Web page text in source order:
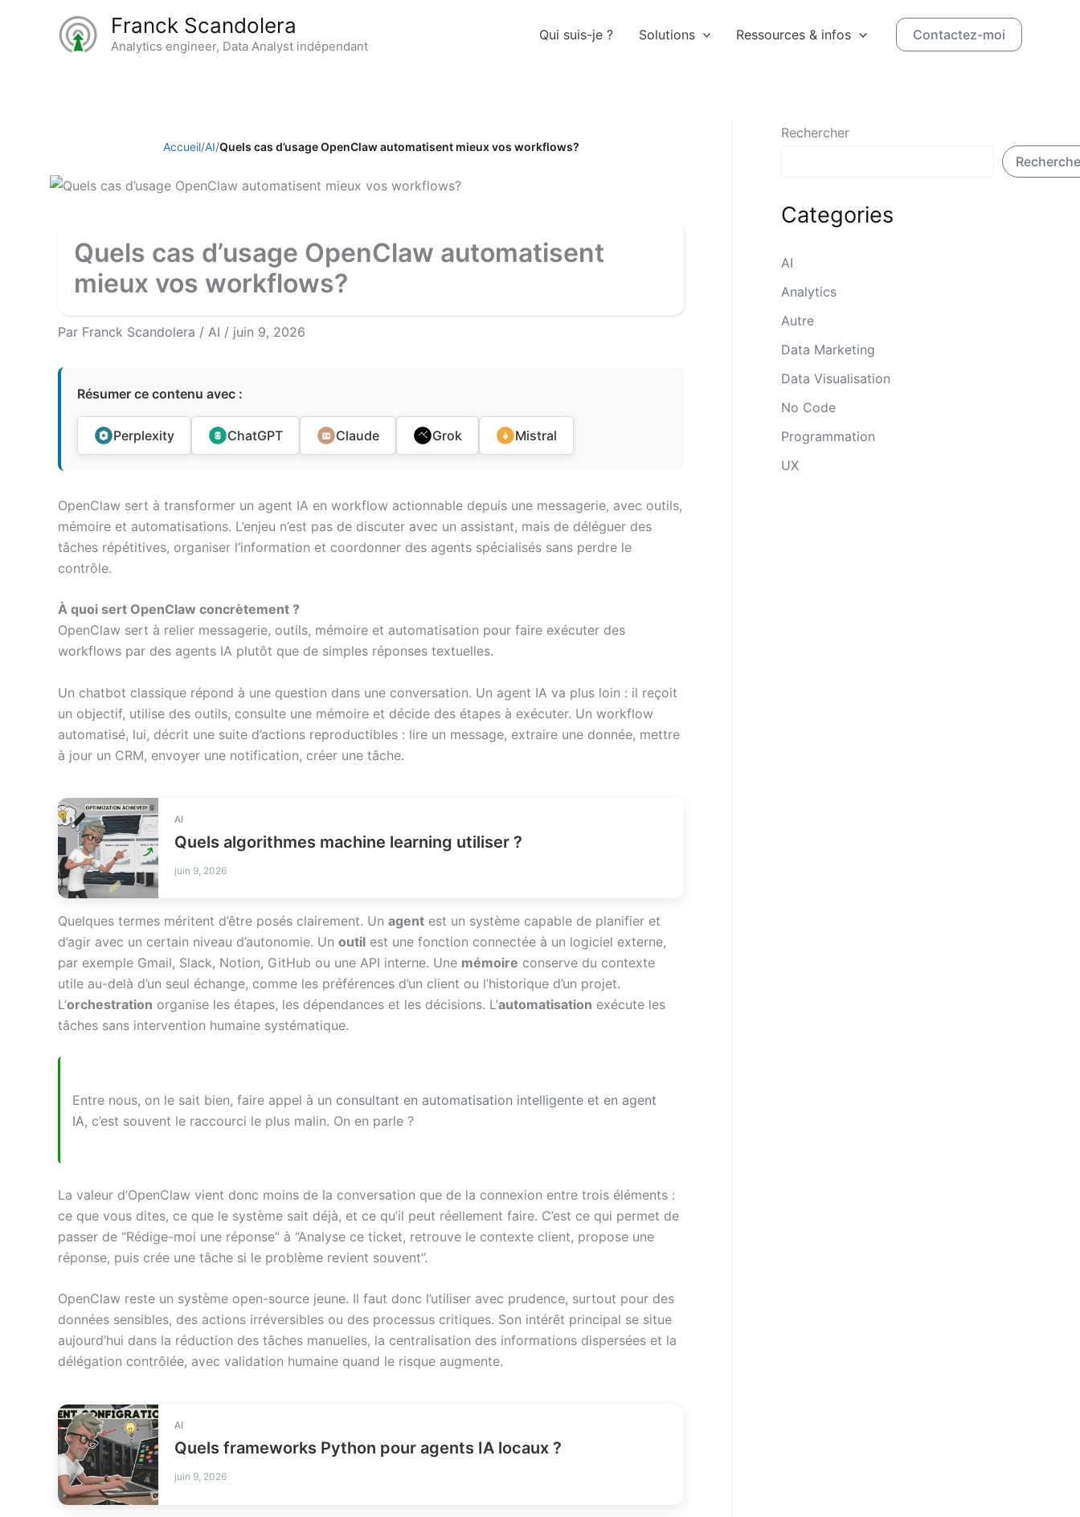
Franck Scandolera
Analytics engineer, Data Analyst indépendant
Qui suis-je ? Solutions Ressources & infos Contactez-moi
Accueil/AI/Quels cas d’usage OpenClaw automatisent mieux vos workflows?
Quels cas d’usage OpenClaw automatisent
mieux vos workflows?
Par Franck Scandolera / AI / juin 9, 2026
Résumer ce contenu avec :
Perplexity ChatGPT Claude Grok Mistral
OpenClaw sert à transformer un agent IA en workflow actionnable depuis une messagerie, avec outils,
mémoire et automatisations. L’enjeu n’est pas de discuter avec un assistant, mais de déléguer des
tâches répétitives, organiser l’information et coordonner des agents spécialisés sans perdre le
contrôle.
À quoi sert OpenClaw concrètement ?
OpenClaw sert à relier messagerie, outils, mémoire et automatisation pour faire exécuter des
workflows par des agents IA plutôt que de simples réponses textuelles.
Un chatbot classique répond à une question dans une conversation. Un agent IA va plus loin : il reçoit
un objectif, utilise des outils, consulte une mémoire et décide des étapes à exécuter. Un workflow
automatisé, lui, décrit une suite d’actions reproductibles : lire un message, extraire une donnée, mettre
à jour un CRM, envoyer une notification, créer une tâche.
AI
Quels algorithmes machine learning utiliser ?
juin 9, 2026
Quelques termes méritent d’être posés clairement. Un agent est un système capable de planifier et
d’agir avec un certain niveau d’autonomie. Un outil est une fonction connectée à un logiciel externe,
par exemple Gmail, Slack, Notion, GitHub ou une API interne. Une mémoire conserve du contexte
utile au-delà d’un seul échange, comme les préférences d’un client ou l’historique d’un projet.
L’orchestration organise les étapes, les dépendances et les décisions. L’automatisation exécute les
tâches sans intervention humaine systématique.
Entre nous, on le sait bien, faire appel à un consultant en automatisation intelligente et en agent
IA, c’est souvent le raccourci le plus malin. On en parle ?
La valeur d’OpenClaw vient donc moins de la conversation que de la connexion entre trois éléments :
ce que vous dites, ce que le système sait déjà, et ce qu’il peut réellement faire. C’est ce qui permet de
passer de “Rédige-moi une réponse” à “Analyse ce ticket, retrouve le contexte client, propose une
réponse, puis crée une tâche si le problème revient souvent”.
OpenClaw reste un système open-source jeune. Il faut donc l’utiliser avec prudence, surtout pour des
données sensibles, des actions irréversibles ou des processus critiques. Son intérêt principal se situe
aujourd’hui dans la réduction des tâches manuelles, la centralisation des informations dispersées et la
délégation contrôlée, avec validation humaine quand le risque augmente.
AI
Quels frameworks Python pour agents IA locaux ?
juin 9, 2026
Rechercher
Categories
AI
Analytics
Autre
Data Marketing
Data Visualisation
No Code
Programmation
UX